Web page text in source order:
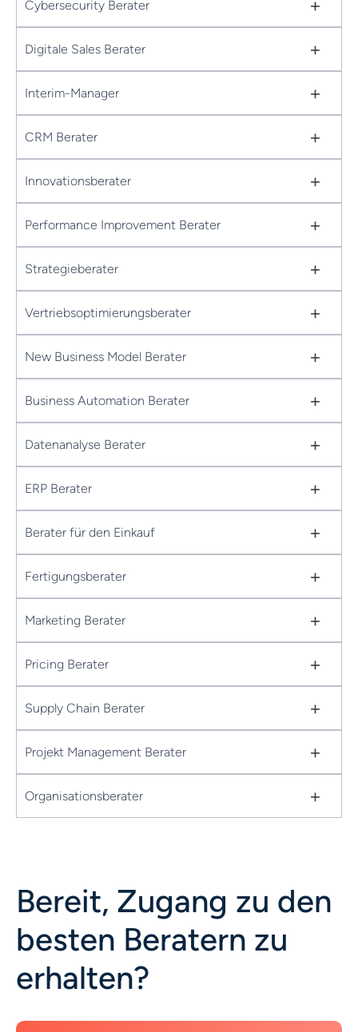
Cybersecurity Berater +
Digitale Sales Berater +
Interim-Manager +
CRM Berater +
Innovationsberater +
Performance Improvement Berater +
Strategieberater +
Vertriebsoptimierungsberater +
New Business Model Berater +
Business Automation Berater +
Datenanalyse Berater +
ERP Berater +
Berater für den Einkauf +
Fertigungsberater +
Marketing Berater +
Pricing Berater +
Supply Chain Berater +
Projekt Management Berater +
Organisationsberater +
Bereit, Zugang zu den
besten Beratern zu
erhalten?